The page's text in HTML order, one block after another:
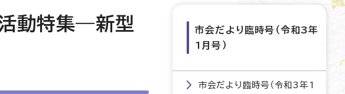
動特集―新型
市会だより臨時号（令和3年
1月号）
市会だより臨時号（令和3年1